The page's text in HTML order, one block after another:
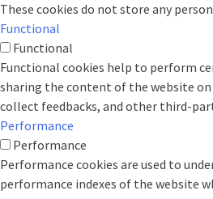
These cookies do not store any
Functional
Functional
Functional cookies help to perform
sharing the content of the website
collect feedbacks, and other third-
Performance
Performance
Performance cookies are used to
performance indexes of the website